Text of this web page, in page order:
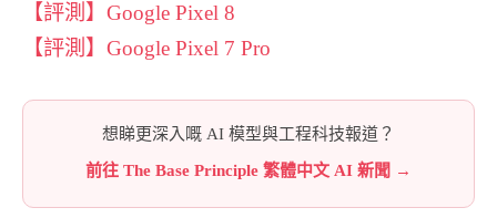
【評測】Google Pixel 8
【評測】Google Pixel 7 Pro
想睇更深入嘅 AI 模型與工程科技報道？
前往 The Base Principle 繁體中文 AI 新聞 →